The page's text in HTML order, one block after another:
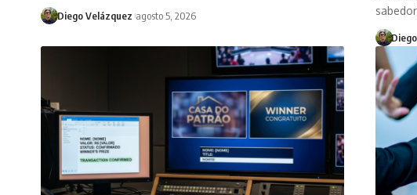
Diego Velázquez agosto 5, 2026